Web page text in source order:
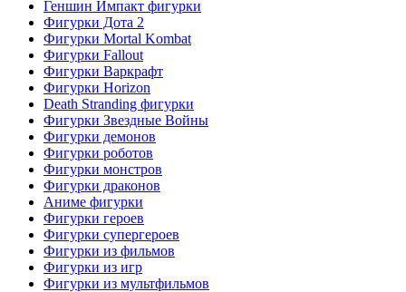
Геншин Импакт фигурки
Фигурки Дота 2
Фигурки Mortal Kombat
Фигурки Fallout
Фигурки Варкрафт
Фигурки Horizon
Death Stranding фигурки
Фигурки Звездные Войны
Фигурки демонов
Фигурки роботов
Фигурки монстров
Фигурки драконов
Аниме фигурки
Фигурки героев
Фигурки супергероев
Фигурки из фильмов
Фигурки из игр
Фигурки из мультфильмов